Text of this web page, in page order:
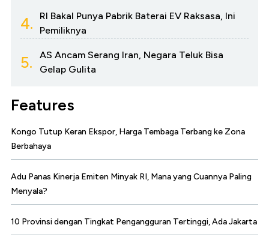
4.
RI Bakal Punya Pabrik Baterai EV Raksasa, Ini
Pemiliknya
5.
AS Ancam Serang Iran, Negara Teluk Bisa
Gelap Gulita
Features
Kongo Tutup Keran Ekspor, Harga Tembaga Terbang ke Zona
Berbahaya
Adu Panas Kinerja Emiten Minyak RI, Mana yang Cuannya Paling
Menyala?
10 Provinsi dengan Tingkat Pengangguran Tertinggi, Ada Jakarta